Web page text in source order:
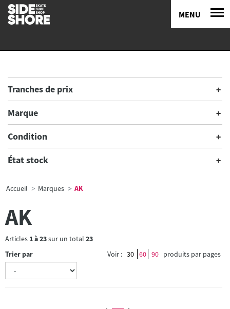
MENU
Tranches de prix
Marque
Condition
État stock
Accueil Marques AK
AK
Articles 1à23sur un total 23
Trier par
Voir : 30 60 90 produits par pages